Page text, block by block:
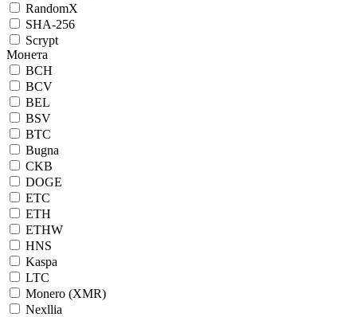
RandomX
SHA-256
Scrypt
Монета
BCH
BCV
BEL
BSV
BTC
Bugna
CKB
DOGE
ETC
ETH
ETHW
HNS
Kaspa
LTC
Monero (XMR)
Nexllia